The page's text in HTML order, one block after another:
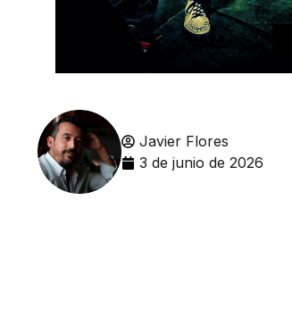
Javier Flores
3 de junio de 2026